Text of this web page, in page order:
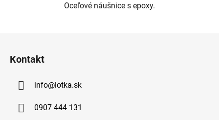
Oceľové náušnice s epoxy.
Kontakt
info@lotka.sk
0907 444 131